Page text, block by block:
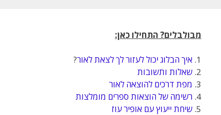
מבולבלים? התחילו כאן:
1. איך הבלוג יכול לעזור לך לצאת לאור?
2. שאלות ותשובות
3. מפת דרכים להוצאה לאור
4. רשימה של הוצאות ספרים מומלצות
5. שיחת ייעוץ עם אופיר עוז